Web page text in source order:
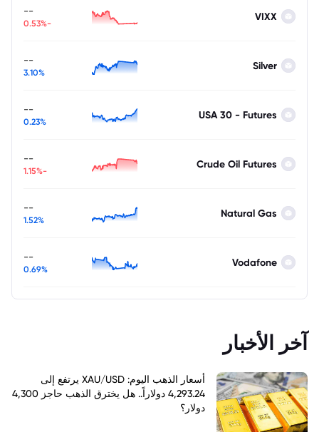
VIXX
--
-0.53%
Silver
--
3.10%
USA 30 - Futures
--
0.23%
Crude Oil Futures
--
-1.15%
Natural Gas
--
1.52%
Vodafone
--
0.69%
آخر الأخبار
أسعار الذهب اليوم: XAU/USD يرتفع إلى
4,293.24 دولاراً.. هل يخترق الذهب حاجز 4,300
دولار؟